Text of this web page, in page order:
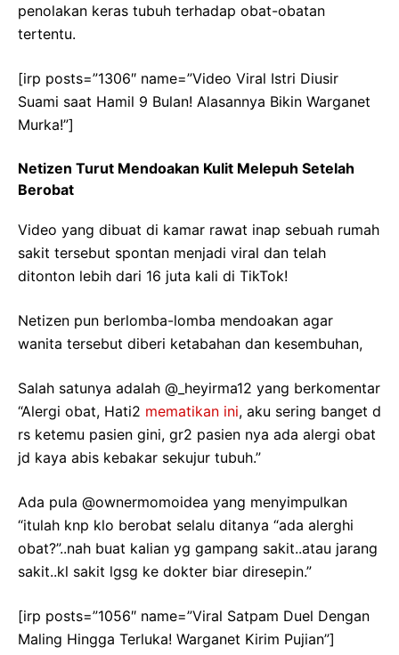
penolakan keras tubuh terhadap obat-obatan
tertentu.
[irp posts=”1306″ name=”Video Viral Istri Diusir
Suami saat Hamil 9 Bulan! Alasannya Bikin Warganet
Murka!”]
Netizen Turut Mendoakan Kulit Melepuh Setelah
Berobat
Video yang dibuat di kamar rawat inap sebuah rumah
sakit tersebut spontan menjadi viral dan telah
ditonton lebih dari 16 juta kali di TikTok!
Netizen pun berlomba-lomba mendoakan agar
wanita tersebut diberi ketabahan dan kesembuhan,
Salah satunya adalah @_heyirma12 yang berkomentar
“Alergi obat, Hati2 mematikan ini, aku sering banget d
rs ketemu pasien gini, gr2 pasien nya ada alergi obat
jd kaya abis kebakar sekujur tubuh.”
Ada pula @ownermomoidea yang menyimpulkan
“itulah knp klo berobat selalu ditanya “ada alerghi
obat?”..nah buat kalian yg gampang sakit..atau jarang
sakit..kl sakit lgsg ke dokter biar diresepin.”
[irp posts=”1056″ name=”Viral Satpam Duel Dengan
Maling Hingga Terluka! Warganet Kirim Pujian”]